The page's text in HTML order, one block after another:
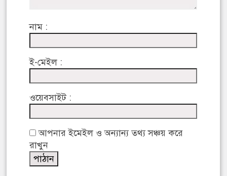
নাম :
ই-মেইল :
ওয়েবসাইট :
আপনার ইমেইল ও অন্যান্য তথ্য সঞ্চয় করে
রাখুন